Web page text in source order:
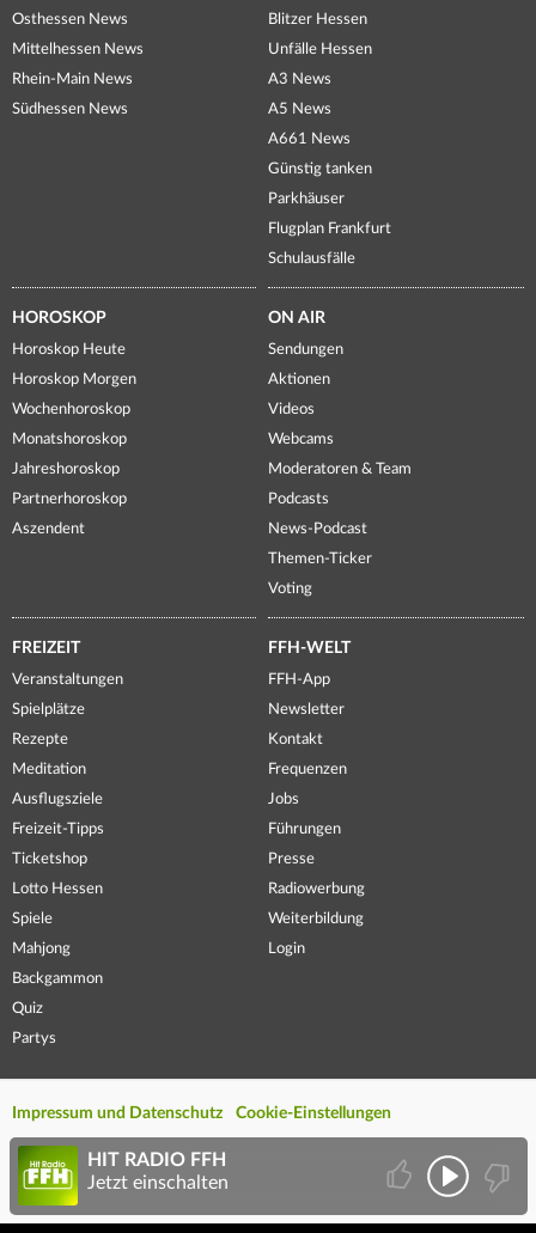
Osthessen News
Mittelhessen News
Rhein-Main News
Südhessen News
Blitzer Hessen
Unfälle Hessen
A3 News
A5 News
A661 News
Günstig tanken
Parkhäuser
Flugplan Frankfurt
Schulausfälle
HOROSKOP
Horoskop Heute
Horoskop Morgen
Wochenhoroskop
Monatshoroskop
Jahreshoroskop
Partnerhoroskop
Aszendent
ON AIR
Sendungen
Aktionen
Videos
Webcams
Moderatoren & Team
Podcasts
News-Podcast
Themen-Ticker
Voting
FREIZEIT
Veranstaltungen
Spielplätze
Rezepte
Meditation
Ausflugsziele
Freizeit-Tipps
Ticketshop
Lotto Hessen
Spiele
Mahjong
Backgammon
Quiz
Partys
FFH-WELT
FFH-App
Newsletter
Kontakt
Frequenzen
Jobs
Führungen
Presse
Radiowerbung
Weiterbildung
Login
Impressum und Datenschutz Cookie-Einstellungen
HIT RADIO FFH
Jetzt einschalten